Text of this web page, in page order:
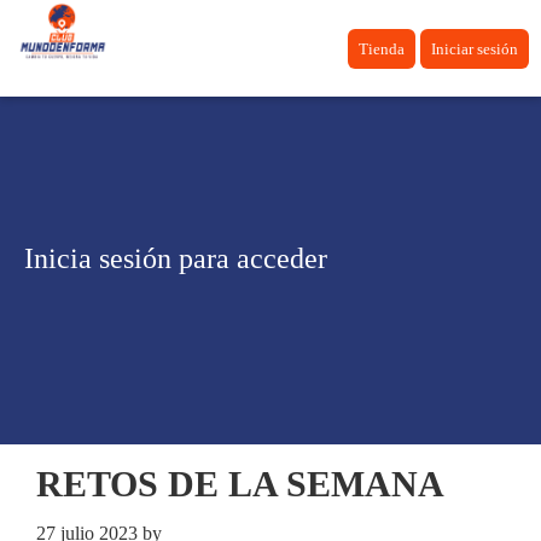
Tienda Iniciar sesión
Inicia sesión para acceder
RETOS DE LA SEMANA
27 julio 2023 by